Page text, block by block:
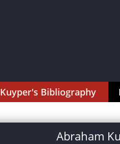
Kuyper's Bibliography
Abraham